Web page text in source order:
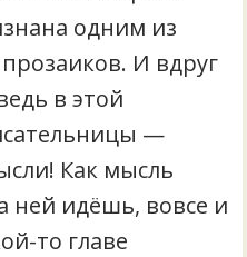
одним из
И вдруг
в этой
—
Как мысль
ней идёшь, вовсе и
то главе